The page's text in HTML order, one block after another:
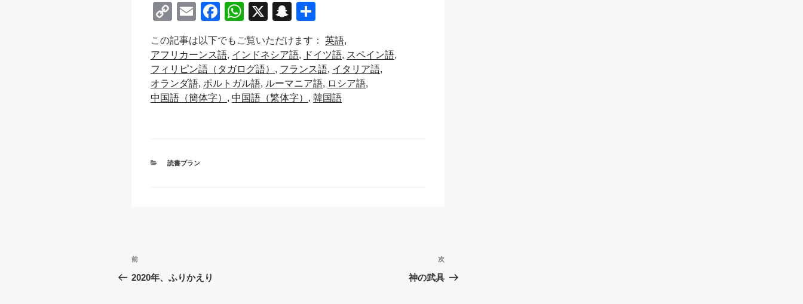
C
o
p
y
Li
n
E
m
ail
F
c
e
b
o
W
h
at
s
A
p
X
S
n
a
p
c
h
有
この記事は以下でもご覧いただけます： 英語
アフリカーンス語 インドネシア語 ドイツ語 スペイン語
フィリピン語（タガログ語）
フランス語 イタリア語
オランダ語 ポルトガル語 ルーマニア語
ロシア語
中国語（簡体字）
中国語（繁体字） 韓国語
カ
読書プラン
投
稿
過
去
前
2020年、ふりかえり
次
の
次
神の武具